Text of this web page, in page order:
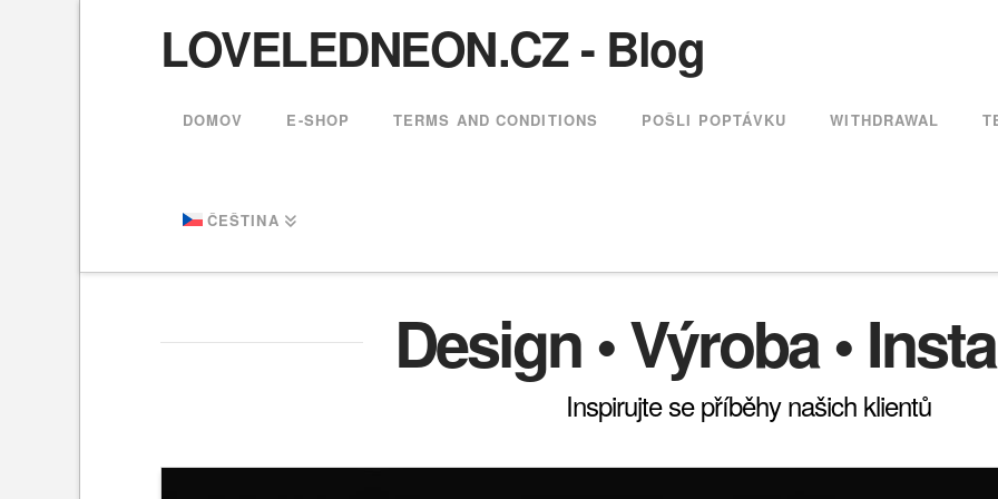
LOVELEDNEON.CZ - Blog
DOMOV E-SHOP TERMS AND CONDITIONS POŠLI POPTÁVKU WITHDRAWAL
ČEŠTINA
Design • Výroba •
Inspirujte se příběhy našich klientů